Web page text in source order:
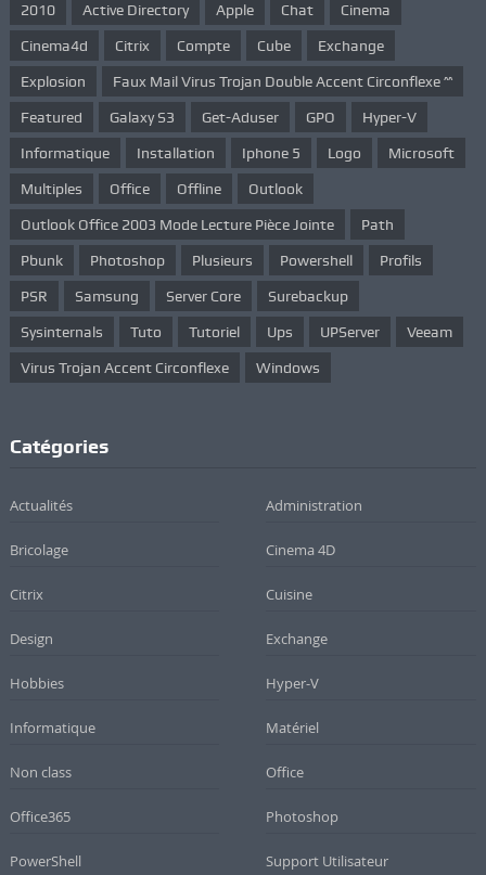
2010 Active Directory Apple Chat Cinema
Cinema4d Citrix Compte Cube Exchange
Explosion Faux Mail Virus Trojan Double Accent Circonflexe ^^
Featured Galaxy S3 Get-Aduser GPO Hyper-V
Informatique Installation Iphone 5 Logo Microsoft
Multiples Office Offline Outlook
Outlook Office 2003 Mode Lecture Pièce Jointe Path
Pbunk Photoshop Plusieurs Powershell Profils
PSR Samsung Server Core Surebackup
Sysinternals Tuto Tutoriel Ups UPServer Veeam
Virus Trojan Accent Circonflexe Windows
Catégories
Actualités Administration
Bricolage Cinema 4D
Citrix Cuisine
Design Exchange
Hobbies Hyper-V
Informatique Matériel
Non class Office
Office365 Photoshop
PowerShell Support Utilisateur